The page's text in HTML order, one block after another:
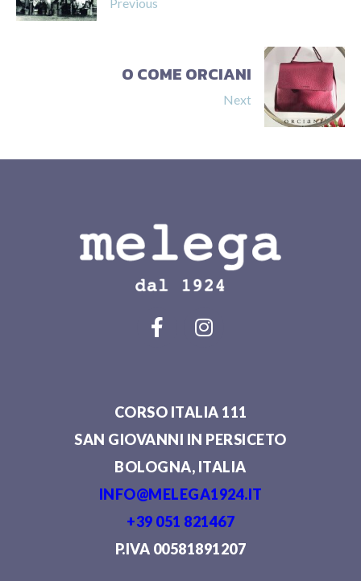
O COME ORCIANI
Next
CORSO ITALIA 111
SAN GIOVANNI IN PERSICETO
BOLOGNA, ITALIA
INFO@MELEGA1924.IT
+39 051 821467
P.IVA 00581891207